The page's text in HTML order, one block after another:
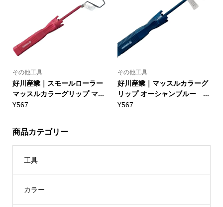
その他工具
好川産業｜スモールローラー
マッスルカラーグリップ マ...
¥567
その他工具
好川産業｜マッスルカラーグ
リップ オーシャンブルー ...
¥567
商品カテゴリー
工具
カラー